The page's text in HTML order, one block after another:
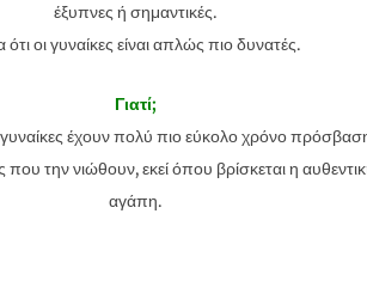
έξυπνες ή σημαντικές.
ότι οι γυναίκες είναι απλώς πιο δυνατές.
Γιατί;
γυναίκες έχουν πολύ πιο εύκολο χρόνο
την νιώθουν, εκεί όπου βρίσκεται η
αγάπη.